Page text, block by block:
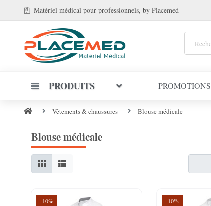
Matériel médical pour professionnels, by Placemed
PRODUITS PROMOTIONS
Vêtements & chaussures Blouse médicale
Blouse médicale
-10% -10%